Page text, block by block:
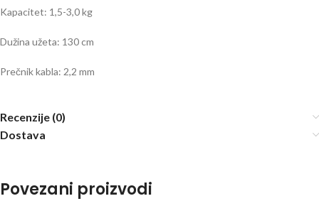
Kapacitet: 1,5-3,0 kg
Dužina užeta: 130 cm
Prečnik kabla: 2,2 mm
Recenzije (0)
Dostava
Povezani proizvodi